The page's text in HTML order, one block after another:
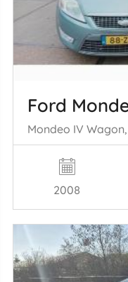
Ford
Mondeo IV
2008